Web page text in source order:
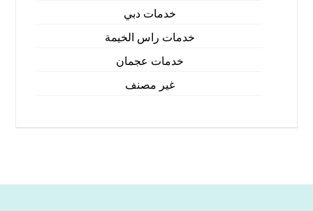
خدمات دبي
خدمات راس الخيمة
خدمات عجمان
غير مصنف